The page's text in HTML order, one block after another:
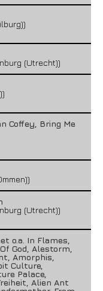
(Utrecht))
Coffey, Bring Me
(Utrecht))
o.a. In Flames,
God, Alestorm,
Amorphis,
Culture,
Palace,
Alien Ant